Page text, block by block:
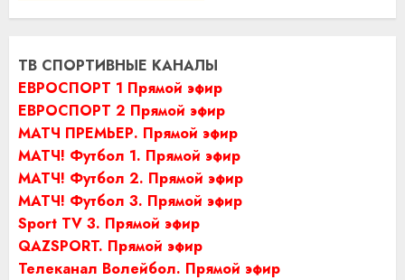
ТВ СПОРТИВНЫЕ КАНАЛЫ
ЕВРОСПОРТ 1 Прямой эфир
ЕВРОСПОРТ 2 Прямой эфир
МАТЧ ПРЕМЬЕР. Прямой эфир
МАТЧ! Футбол 1. Прямой эфир
МАТЧ! Футбол 2. Прямой эфир
МАТЧ! Футбол 3. Прямой эфир
Sport TV 3. Прямой эфир
QAZSPORT. Прямой эфир
Телеканал Волейбол. Прямой эфир